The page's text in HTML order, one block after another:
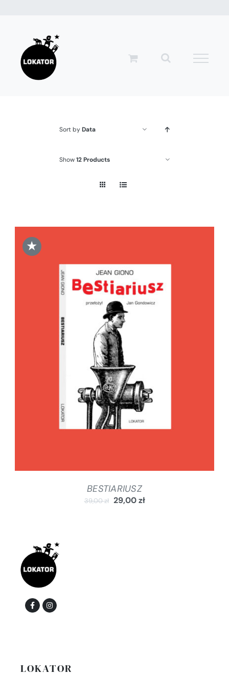
zawartości
Sort byData
Show12 Products
★
DODAJ DO KOSZYKA
BESTIARIUSZ
39,00zł 29,00zł
LOKATOR